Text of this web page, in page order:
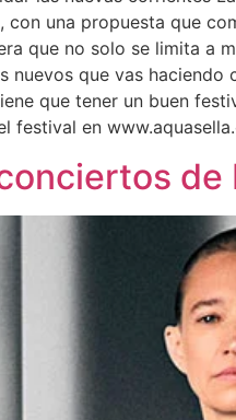
una propuesta que
que no solo se limita a
que vas
que tener un buen
festival en
de